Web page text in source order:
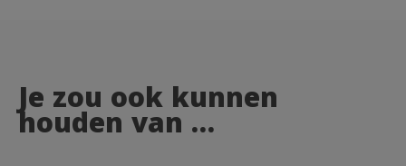
Je zou ook kunnen
houden van …